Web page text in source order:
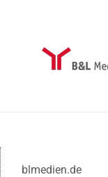
blmedien.de